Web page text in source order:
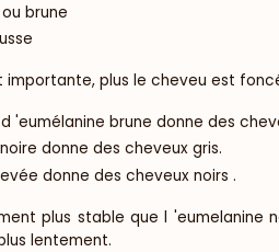
brune
importante, plus le cheveu est
'eumélanine brune donne des
donne des cheveux gris.
donne des cheveux noirs .
plus stable que l 'eumelanine
lentement.